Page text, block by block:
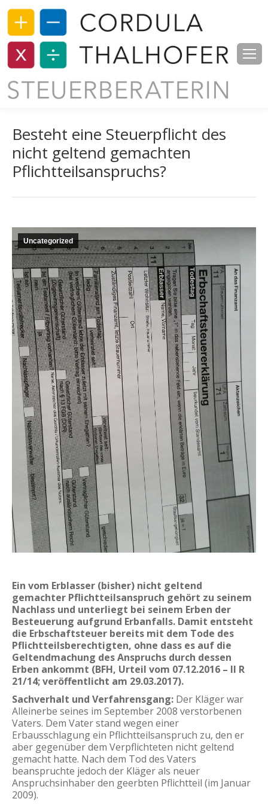
Besteht eine Steuerpflicht des
nicht geltend gemachten
Pflichtteilsanspruchs?
Uncategorized
Ein vom Erblasser (bisher) nicht geltend
gemachter Pflichtteilsanspruch gehört zu seinem
Nachlass und unterliegt bei seinem Erben der
Besteuerung aufgrund Erbanfalls. Damit entsteht
die Erbschaftsteuer bereits mit dem Tode des
Pflichtteilsberechtigten, ohne dass es auf die
Geltendmachung des Anspruchs durch dessen
Erben ankommt (BFH, Urteil vom 07.12.2016 – II R
21/14; veröffentlicht am 29.03.2017).
Sachverhalt und Verfahrensgang: Der Kläger war
Alleinerbe seines im September 2008 verstorbenen
Vaters. Dem Vater stand wegen einer
Erbausschlagung ein Pflichtteilsanspruch zu, den er
aber gegenüber dem Verpflichteten nicht geltend
gemacht hatte. Nach dem Tod des Vaters
beanspruchte jedoch der Kläger als neuer
Anspruchsinhaber den geerbten Pflichtteil (im Januar
2009).